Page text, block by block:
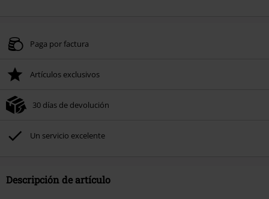
Paga por factura
Artículos exclusivos
30 días de devolución
Un servicio excelente
Descripción de artículo